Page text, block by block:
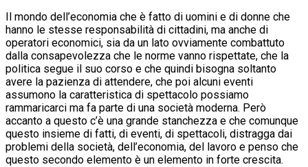
Il mondo dell’economia che è fatto di uomini e di donne che
hanno le stesse responsabilità di cittadini, ma anche di
operatori economici, sia da un lato ovviamente combattuto
dalla consapevolezza che le norme vanno rispettate, che la
politica segue il suo corso e che quindi bisogna soltanto
avere la pazienza di attendere, che poi alcuni eventi
assumono la caratteristica di spettacolo possiamo
rammaricarci ma fa parte di una società moderna. Però
accanto a questo c’è una grande stanchezza e che comunque
questo insieme di fatti, di eventi, di spettacoli, distragga dai
problemi della società, dell’economia, del lavoro e penso che
questo secondo elemento è un elemento in forte crescita.